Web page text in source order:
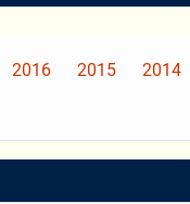
2016 2015 2014